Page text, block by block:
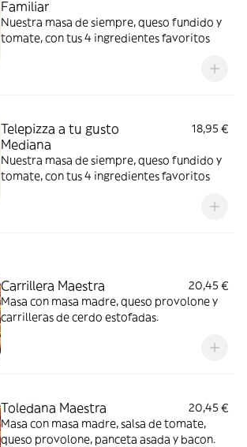
Familiar
Nuestra masa de siempre, queso fundido y
tomate, con tus 4 ingredientes favoritos
Telepizza a tu gusto
Mediana
18,95 €
Nuestra masa de siempre, queso fundido y
tomate, con tus 4 ingredientes favoritos
Carrillera Maestra
20,45 €
Masa con masa madre, queso provolone y
carrilleras de cerdo estofadas.
Toledana Maestra
20,45 €
Masa con masa madre, salsa de tomate,
queso provolone, panceta asada y bacon.